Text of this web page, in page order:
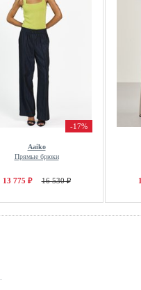
-17%
Aaiko
Прямые брюки
13 775 ₽ 16 530 ₽